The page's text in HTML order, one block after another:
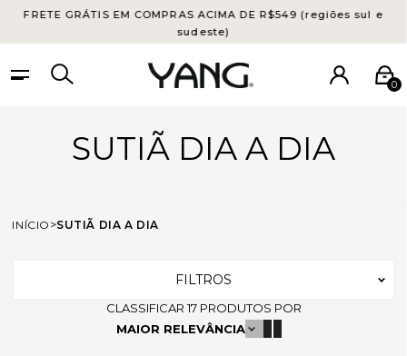
FRETE GRÁTIS EM COMPRAS ACIMA DE R$549 (regiões sul e
sudeste)
0
SUTIÃ DIA A DIA
INÍCIO SUTIÃ DIA A DIA
CLASSIFICAR17PRODUTOS POR
MAIOR RELEVÂNCIA
FILTROS